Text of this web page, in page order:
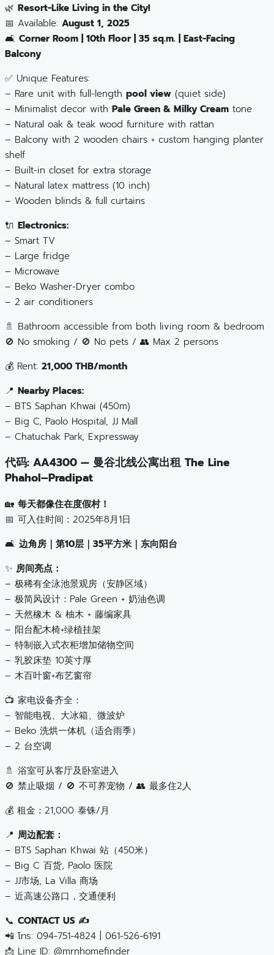
🌿 Resort-Like Living in the City!
📅 Available: August 1, 2025
🛋️ Corner Room | 10th Floor | 35 sq.m. | East-Facing
Balcony
✅ Unique Features:
– Rare unit with full-length pool view (quiet side)
– Minimalist decor with Pale Green & Milky Cream tone
– Natural oak & teak wood furniture with rattan
– Balcony with 2 wooden chairs + custom hanging planter
shelf
– Built-in closet for extra storage
– Natural latex mattress (10 inch)
– Wooden blinds & full curtains
🔌 Electronics:
– Smart TV
– Large fridge
– Microwave
– Beko Washer-Dryer combo
– 2 air conditioners
🚿 Bathroom accessible from both living room & bedroom
🚫 No smoking / 🚫 No pets / 👥 Max 2 persons
💰 Rent: 21,000 THB/month
📍 Nearby Places:
– BTS Saphan Khwai (450m)
– Big C, Paolo Hospital, JJ Mall
– Chatuchak Park, Expressway
代码: AA4300 — 曼谷北线公寓出租 The Line
Phahol–Pradipat
🏡 每天都像住在度假村！
📅 可入住时间：2025年8月1日
🛋️ 边角房｜第10层｜35平方米｜东向阳台
✨ 房间亮点：
– 极稀有全泳池景观房（安静区域）
– 极简风设计：Pale Green + 奶油色调
– 天然橡木 & 柚木 + 藤编家具
– 阳台配木椅+绿植挂架
– 特制嵌入式衣柜增加储物空间
– 乳胶床垫 10英寸厚
– 木百叶窗+布艺窗帘
📺 家电设备齐全：
– 智能电视、大冰箱、微波炉
– Beko 洗烘一体机（适合雨季）
– 2 台空调
🚿 浴室可从客厅及卧室进入
🚫 禁止吸烟 / 🚫 不可养宠物 / 👥 最多住2人
💰 租金：21,000 泰铢/月
📍 周边配套：
– BTS Saphan Khwai 站（450米）
– Big C 百货, Paolo 医院
– JJ市场, La Villa 商场
– 近高速公路口，交通便利
📞 CONTACT US ✍️
📲 โทร: 094-751-4824 | 061-526-6191
📩 Line ID: @mrnhomefinder